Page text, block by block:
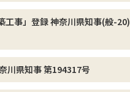
工事」登録 神奈川県知事(般-20)
川県知事 第194317号